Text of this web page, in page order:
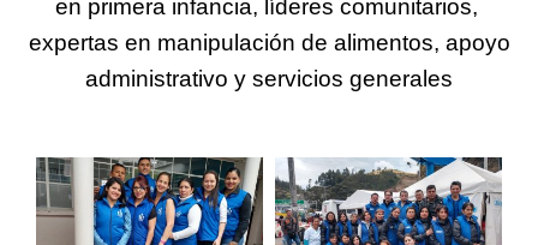
en primera infancia, líderes comunitarios,
expertas en manipulación de alimentos, apoyo
administrativo y servicios generales